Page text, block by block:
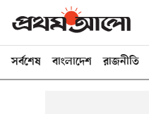
সর্বশেষ বাংলাদেশ রাজনীতি